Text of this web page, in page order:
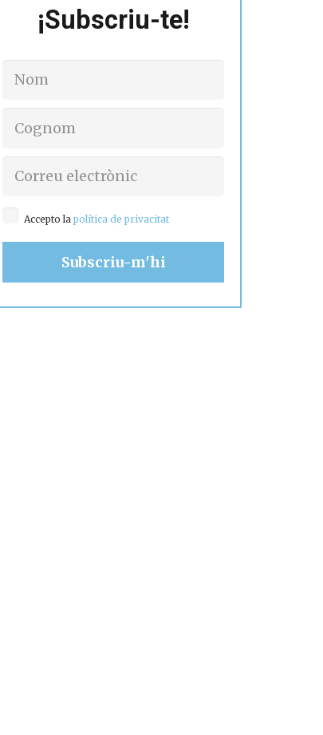
¡Subscriu-te!
Accepto lapolítica de privacitat